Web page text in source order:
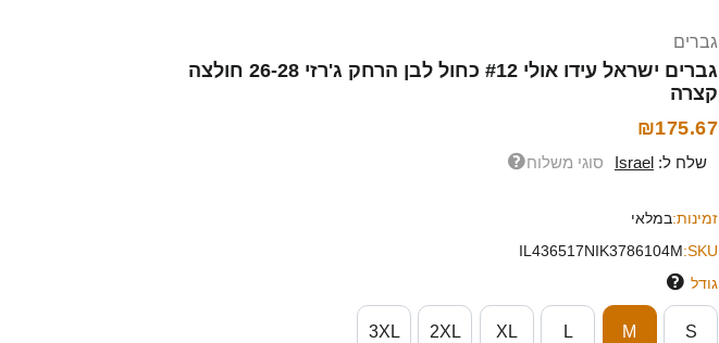
גברים
גברים ישראל עידו אולי #12 כחול לבן הרחק ג'רזי 26-28 חולצה
קצרה
₪175.67
שלח ל: Israel סוגי משלוח
זמינות:במלאי
SKU:
IL436517NIK3786104M
גודל
S
M
L
XL
2XL
3XL